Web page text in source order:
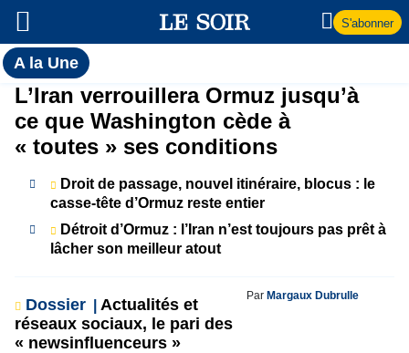
S'abonner
A la UneToutes
l'actualité
du Soir
A
la
Une
L’Iran verrouillera Ormuz jusqu’à
ce que Washington cède à
« toutes » ses conditions
Droit de passage, nouvel itinéraire, blocus : le
casse-tête d’Ormuz reste entier
Détroit d’Ormuz : l’Iran n’est toujours pas prêt à
lâcher son meilleur atout
Dossier
Actualités et
réseaux sociaux, le pari des
« newsinfluenceurs »
Par Margaux Dubrulle